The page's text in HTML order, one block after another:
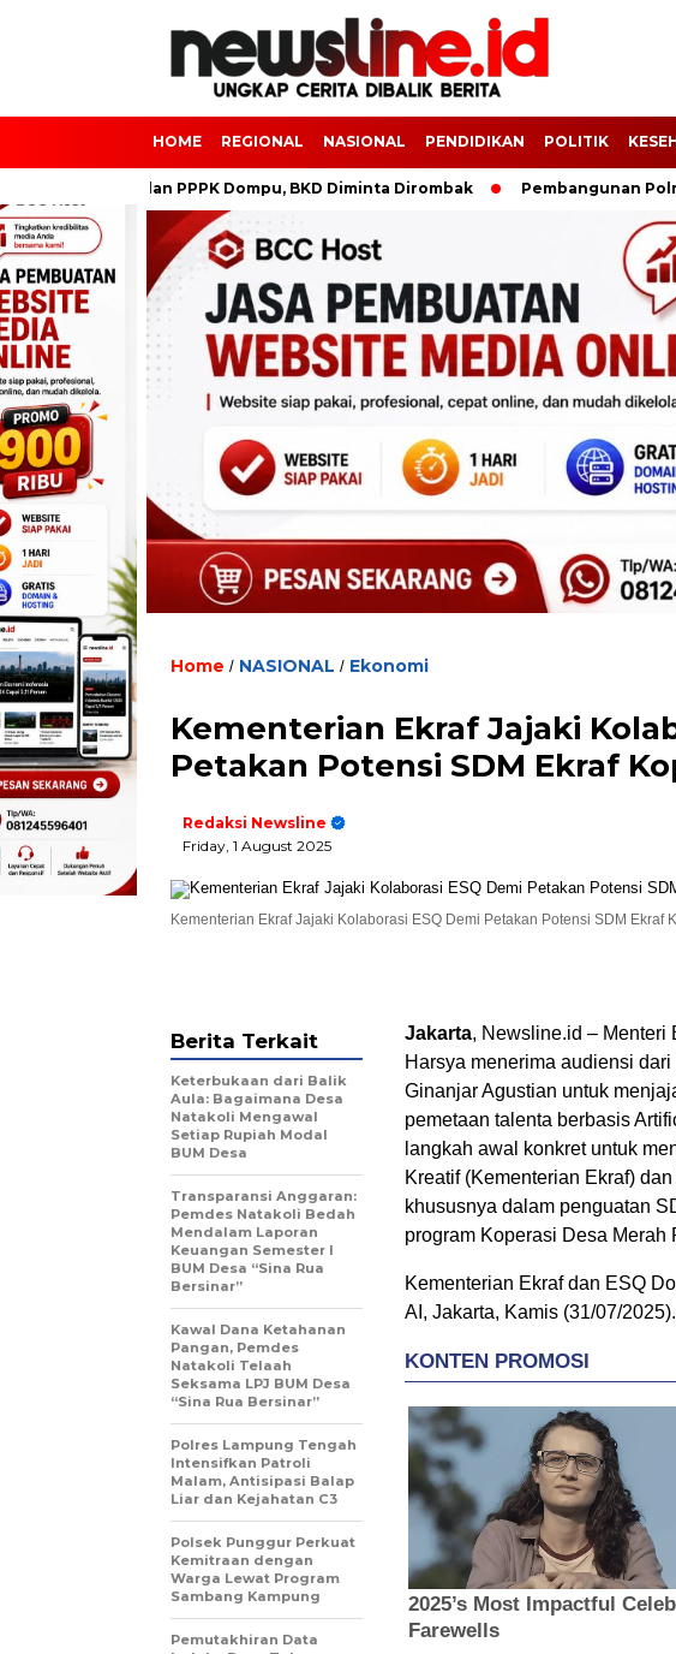
HOME REGIONAL NASIONAL PENDIDIKAN POLITIK
PPPK Dompu, BKD Diminta Dirombak Pembangunan Polresta
Home / NASIONAL / Ekonomi
Kementerian Ekraf Jajaki
Petakan Potensi SDM Ekraf
Redaksi Newsline
Friday, 1 August 2025
Kementerian Ekraf Jajaki Kolaborasi ESQ Demi Petakan Potensi SDM Ekraf
Jakarta, Newsline.id – Menteri
Harsya menerima audiensi
Ginanjar Agustian untuk
pemetaan talenta berbasis
langkah awal konkret untuk
Kreatif (Kementerian Ekraf)
khususnya dalam penguatan
program Koperasi Desa Merah
Kementerian Ekraf dan ESQ
AI, Jakarta, Kamis (31/07/2025).
Berita Terkait
Keterbukaan dari Balik
Aula: Bagaimana Desa
Natakoli Mengawal
Setiap Rupiah Modal
BUM Desa
Transparansi Anggaran:
Pemdes Natakoli Bedah
Mendalam Laporan
Keuangan Semester I
BUM Desa “Sina Rua
Bersinar”
Kawal Dana Ketahanan
Pangan, Pemdes
Natakoli Telaah
Seksama LPJ BUM Desa
“Sina Rua Bersinar”
Polres Lampung Tengah
Intensifkan Patroli
Malam, Antisipasi Balap
Liar dan Kejahatan C3
Polsek Punggur Perkuat
Kemitraan dengan
Warga Lewat Program
Sambang Kampung
Pemutakhiran Data